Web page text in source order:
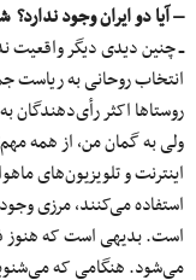
– آیا دو ایران وجود
ــ چنین دیدی دیگر
روستاها اکثر رأی‌دهندگان
ولی به گمان من، از همه
اینترنت و تلویزیون‌های
استفاده می‌کنند، مرزی
است. بدیهی است که هنوز
می‌شود. هنگامی که